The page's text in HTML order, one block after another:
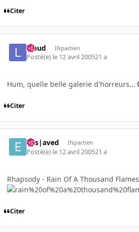
Citer
lebud INpactien
Posté(e) le 12 avril 200521 a
Hum, quelle belle galerie d'horreurs...
Citer
Ens|aved INpactien
Posté(e) le 12 avril 200521 a
Rhapsody - Rain Of A Thousand Flames
Citer